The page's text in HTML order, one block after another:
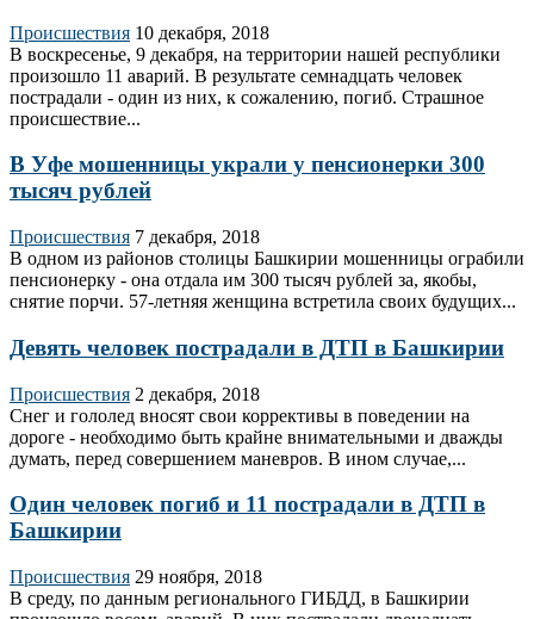
Происшествия 10 декабря, 2018
В воскресенье, 9 декабря, на территории нашей республики
произошло 11 аварий. В результате семнадцать человек
пострадали - один из них, к сожалению, погиб. Страшное
происшествие...
В Уфе мошенницы украли у пенсионерки 300
тысяч рублей
Происшествия 7 декабря, 2018
В одном из районов столицы Башкирии мошенницы ограбили
пенсионерку - она отдала им 300 тысяч рублей за, якобы,
снятие порчи. 57-летняя женщина встретила своих будущих...
Девять человек пострадали в ДТП в Башкирии
Происшествия 2 декабря, 2018
Снег и гололед вносят свои коррективы в поведении на
дороге - необходимо быть крайне внимательными и дважды
думать, перед совершением маневров. В ином случае,...
Один человек погиб и 11 пострадали в ДТП в
Башкирии
Происшествия 29 ноября, 2018
В среду, по данным регионального ГИБДД, в Башкирии